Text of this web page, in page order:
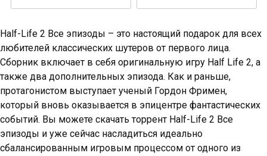
Half-Life 2 Все эпизоды – это настоящий подарок для всех
любителей классических шутеров от первого лица.
Сборник включает в себя оригинальную игру Half Life 2, а
также два дополнительных эпизода. Как и раньше,
протагонистом выступает ученый Гордон Фримен,
который вновь оказывается в эпицентре фантастических
событий. Вы можете скачать торрент Half-Life 2 Все
эпизоды и уже сейчас насладиться идеально
сбалансированным игровым процессом от одного из